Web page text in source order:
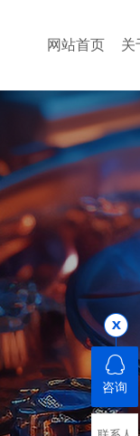
网站首页 关
咨询